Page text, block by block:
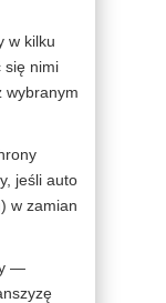
w kilku
się nimi
wybranym
jeśli auto
w zamian
—